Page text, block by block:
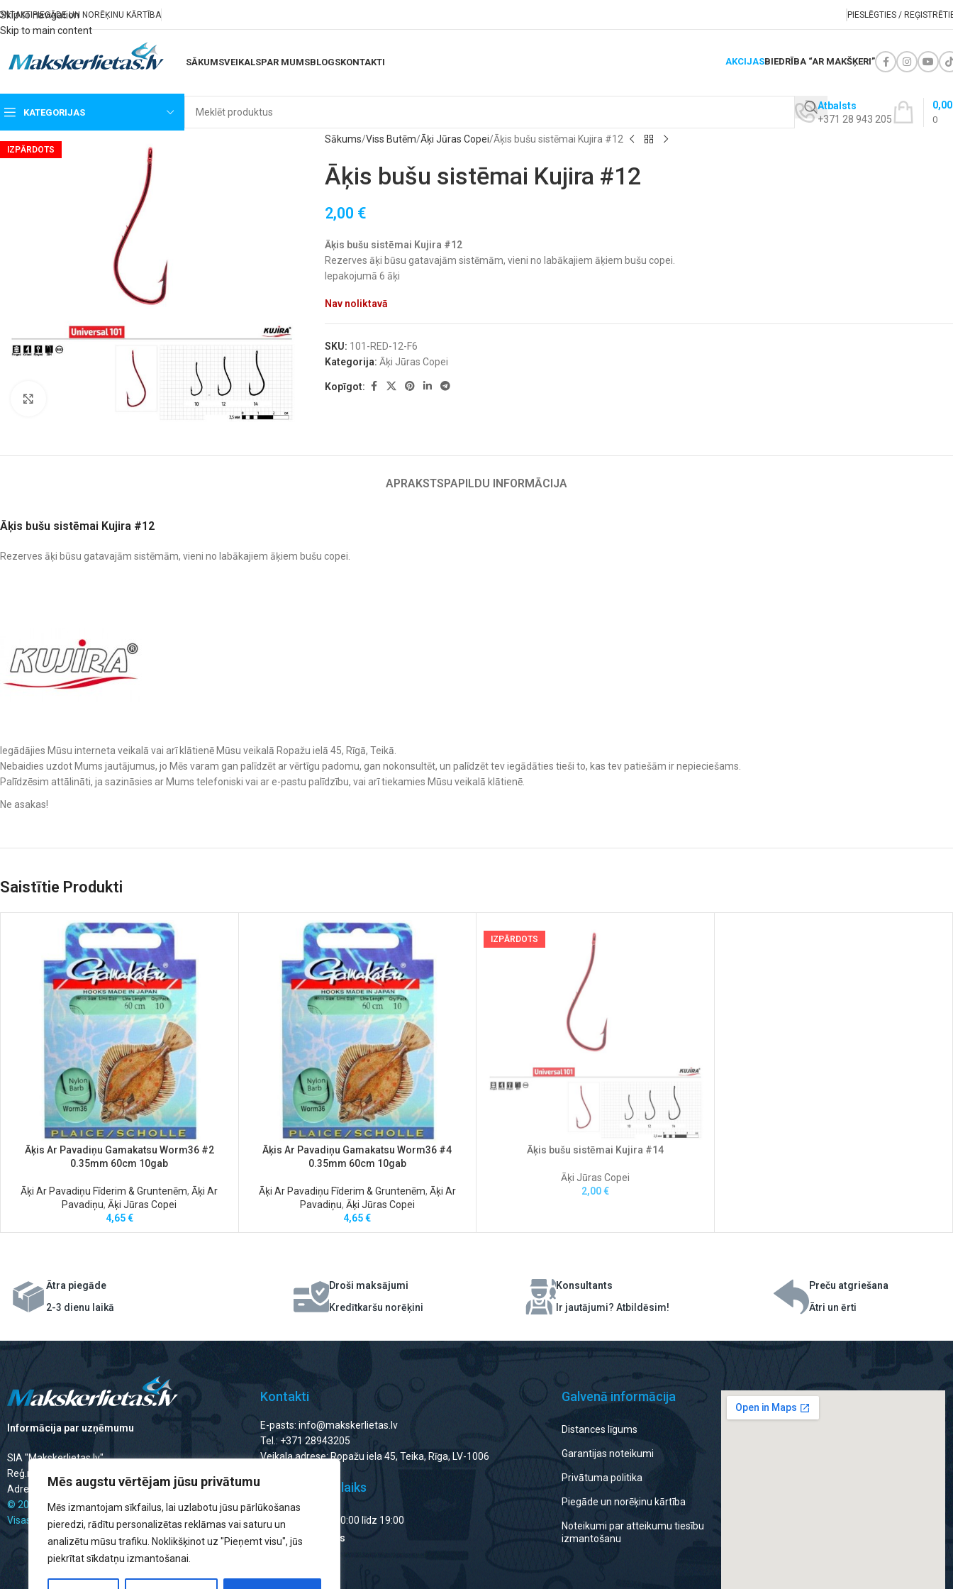
Mēs augstu vērtējam jūsu privātumu
Mēs izmantojam sīkfailus, lai uzlabotu jūsu pārlūkošanas
pieredzi, rādītu personalizētas reklāmas vai saturu un
analizētu mūsu trafiku. Noklikšķinot uz "Pieņemt visu", jūs
piekrītat sīkdatņu izmantošanai.
Skip to navigation
Skip to main content
PIEGĀDE UN NORĒĶINU KĀRTĪBA PIESLĒGTIES /
SĀKUMSVEIKALSPAR MUMSBLOGSKONTAKTI AKCIJASBIEDRĪBA “AR MAKŠĶERI”
KATEGORIJAS
Atbalsts
+371 28 943 205
0
IZPĀRDOTS
Noklikšķiniet, lai palielinātu
Sākums Viss Butēm Āķi Jūras Copei Āķis bušu sistēmai Kujira #12
Āķis bušu sistēmai Kujira #12
2,00 €
Āķis bušu sistēmai Kujira #12
Rezerves āķi būsu gatavajām sistēmām, vieni no labākajiem āķiem bušu copei.
Iepakojumā 6 āķi
Nav noliktavā
SKU: 101-RED-12-F6
Kategorija: Āķi Jūras Copei
Kopīgot:
APRAKSTSPAPILDU INFORMĀCIJA
Āķis bušu sistēmai Kujira #12
Rezerves āķi būsu gatavajām sistēmām, vieni no labākajiem āķiem bušu copei.
Iegādājies Mūsu interneta veikalā vai arī klātienē Mūsu veikalā Ropažu ielā 45, Rīgā, Teikā.
Nebaidies uzdot Mums jautājumus, jo Mēs varam gan palīdzēt ar vērtīgu padomu, gan nokonsultēt, un palīdzēt tev iegādāties tieši to, kas tev patiešām ir nepieciešams.
Palīdzēsim attālināti, ja sazināsies ar Mums telefoniski vai ar e-pastu palīdzību, vai arī tiekamies Mūsu veikalā klātienē.
Ne asakas!
Saistītie Produkti
Āķis Ar Pavadiņu Gamakatsu Worm36 #2
0.35mm 60cm 10gab
Āķi Ar Pavadiņu Fīderim & Gruntenēm,Āķi Ar
Pavadiņu,Āķi Jūras Copei
4,65€
Āķis Ar Pavadiņu Gamakatsu Worm36 #4
0.35mm 60cm 10gab
Āķi Ar Pavadiņu Fīderim & Gruntenēm, Āķi Ar
Pavadiņu, Āķi Jūras Copei
4,65€
IZPĀRDOTS
Āķis bušu sistēmai Kujira #14
Āķi Jūras Copei
2,00€
Ātra piegāde
2-3 dienu laikā
Droši maksājumi
Kredītkaršu norēķini
Konsultants
Ir jautājumi? Atbildēsim!
Preču atgriešana
Ātri un ērti
Informācija par uzņēmumu
SIA "Makskerlietas.lv"
Reģ.nr.: 40203478419
Adrese: Ropažu iela 45, Rīga, LV-1006
© 2025 Makskerlietas.lv
Visas tiesības aizsargātas.
Kontakti
E-pasts: info@makskerlietas.lv
Tel.: +371 28943205
Veikala adrese: Ropažu iela 45, Teika, Rīga, LV-1006
Veikala darba laiks
Darba dienās no 10:00 līdz 19:00
Brīvdienās: Slēgts
Galvenā informācija
Distances līgums
Garantijas noteikumi
Privātuma politika
Piegāde un norēķinu kārtība
Noteikumi par atteikumu tiesību
izmantošanu